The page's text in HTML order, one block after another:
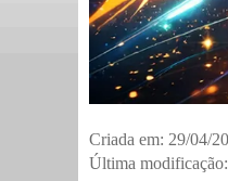
Criada em: 29/04/
Última